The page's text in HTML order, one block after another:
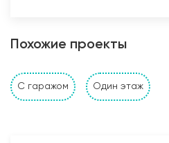
Похожие проекты
С гаражом Один этаж